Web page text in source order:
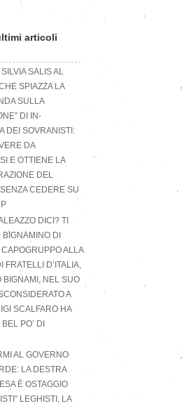
articoli
SILVIA SALIS AL
SPIAZZA LA
SULLA
DI IN-
DEI SOVRANISTI:
DA
E OTTIENE LA
DEL
CEDERE SU
DICI? TI
DI
ALLA
FRATELLI D’ITALIA,
BIGNAMI, NEL SUO
A
SCALFARO HA
PO’ DI
AL GOVERNO
LA DESTRA
È OSTAGGIO
LEGHISTI, LA